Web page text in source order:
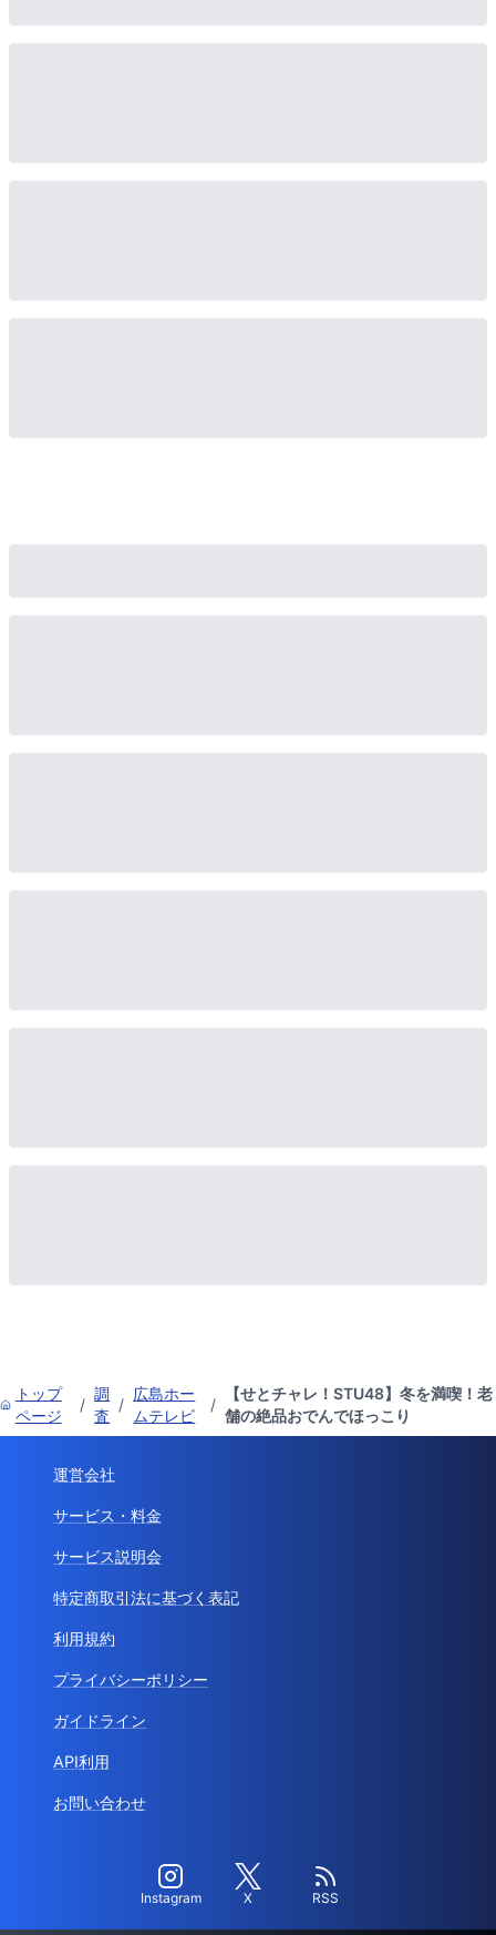
トップ
ページ
/
調
査
/
広島ホー
ムテレビ
/
【せとチャレ！STU48】冬を満喫！老
舗の絶品おでんでほっこり
運営会社
サービス・料金
サービス説明会
特定商取引法に基づく表記
利用規約
プライバシーポリシー
ガイドライン
API利用
お問い合わせ
Instagram X RSS